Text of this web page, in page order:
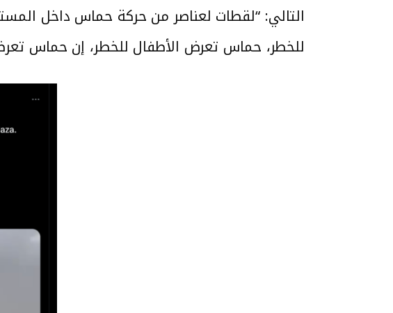
التالي: “لقطات لعناصر من حركة حماس داخل
للخطر، حماس تعرض الأطفال للخطر، إن حماس تعرض